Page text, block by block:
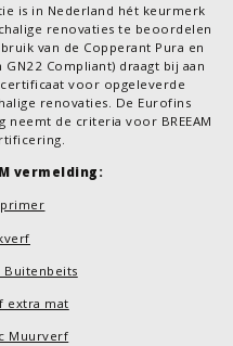
is in Nederland hét keurmerk
renovaties te beoordelen
van de Copperant Pura en
Compliant) draagt bij aan
certificaat voor opgeleverde
renovaties. De Eurofins
de criteria voor BREEAM
vermelding:
Buitenbeits
extra mat
Muurverf